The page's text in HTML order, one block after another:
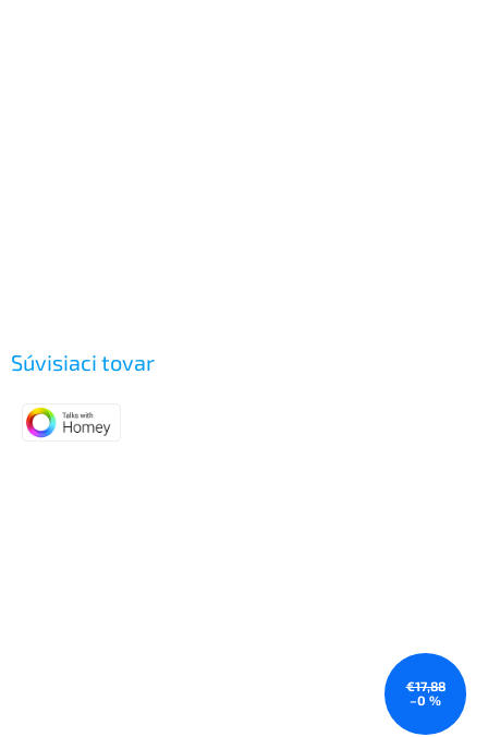
Súvisiaci tovar
€17,88
–0 %